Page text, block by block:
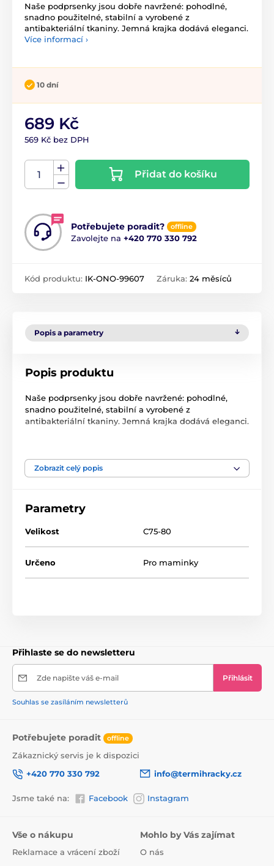
Naše podprsenky jsou dobře navržené: pohodlné,
snadno použitelné, stabilní a vyrobené z
antibakteriální tkaniny. Jemná krajka dodává eleganci.
Více informací ›
10 dní
689 Kč
569 Kč bez DPH
Přidat do košíku
Potřebujete poradit? offline
Zavolejte na +420 770 330 792
Kód produktu: IK-ONO-99607 Záruka: 24 měsíců
Popis a parametry
Popis produktu
Naše podprsenky jsou dobře navržené: pohodlné,
snadno použitelné, stabilní a vyrobené z
antibakteriální tkaniny. Jemná krajka dodává eleganci.
hypoalergenní
perfektně sedí před i po krmení
odnímatelné košíčky
Materiál: Polyamid 90%, Elastan 10%
Zobrazit celý popis
Parametry
Velikost C75-80
Určeno Pro maminky
Přihlaste se do newsletteru
Zde napište váš e-mail Přihlásit
Souhlas se zasíláním newsletterů
Potřebujete poradit offline
Zákaznický servis je k dispozici
+420 770 330 792
info@termihracky.cz
Jsme také na: Facebook Instagram
Vše o nákupu
Reklamace a vrácení zboží
Mohlo by Vás zajímat
O nás